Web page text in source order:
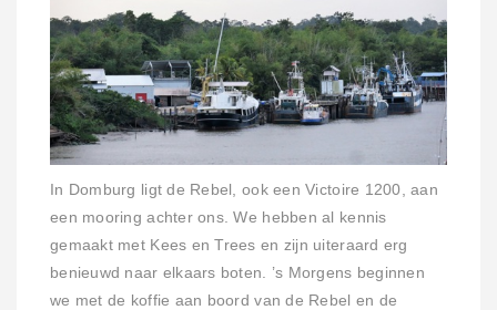
In Domburg ligt de Rebel, ook een Victoire 1200, aan
een mooring achter ons. We hebben al kennis
gemaakt met Kees en Trees en zijn uiteraard erg
benieuwd naar elkaars boten. ’s Morgens beginnen
we met de koffie aan boord van de Rebel en de